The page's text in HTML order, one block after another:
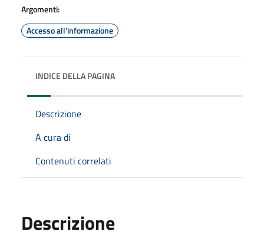
Argomenti:
Accesso all'informazione
INDICE DELLA PAGINA
Descrizione
A cura di
Contenuti correlati
Descrizione